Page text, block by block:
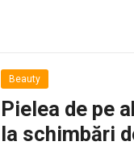
Beauty
Pielea de pe
la schimbări